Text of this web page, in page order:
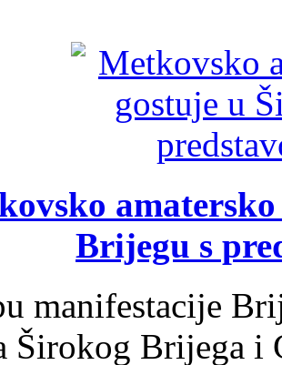
Brijegu s
manifestacije
Širokog Brijega